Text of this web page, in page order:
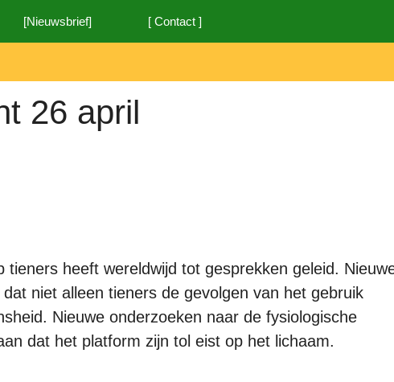
[Nieuwsbrief] [ Contact ]
26 april
tieners heeft wereldwijd tot gesprekken geleid.
niet alleen tieners de gevolgen van het gebruik
Nieuwe onderzoeken naar de fysiologische
dat het platform zijn tol eist op het lichaam.